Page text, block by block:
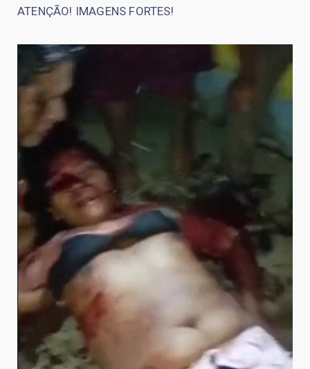
ATENÇÃO! IMAGENS FORTES!